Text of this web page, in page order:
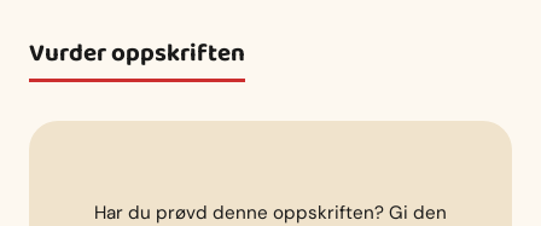
Vurder oppskriften
Har du prøvd denne oppskriften? Gi den